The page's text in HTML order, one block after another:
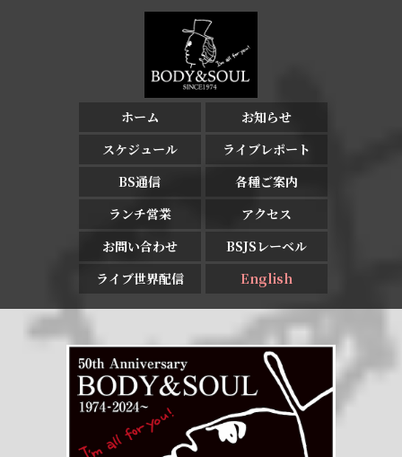
ホーム
お知らせ
スケジュール
ライブレポート
BS通信
各種ご案内
ランチ営業
アクセス
お問い合わせ
BSJSレーベル
ライブ世界配信
English